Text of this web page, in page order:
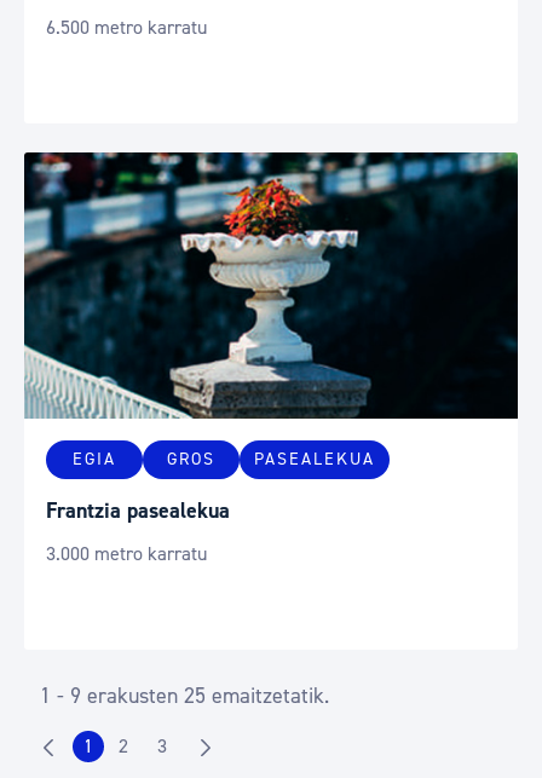
6.500 metro karratu
EGIA GROS PASEALEKUA
Frantzia pasealekua
3.000 metro karratu
1 - 9 erakusten 25 emaitzetatik.
Orrialdea
1 Orrialdea
2 Orrialdea
3